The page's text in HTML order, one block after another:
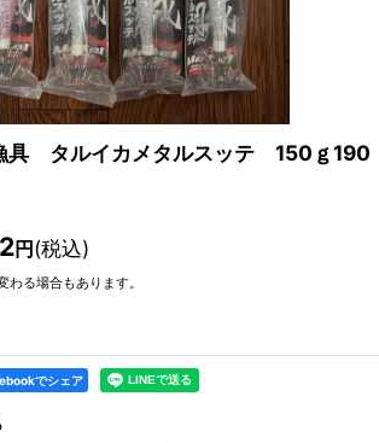
具 タルイカメタルスッテ 150ｇ190
円(税込)
わる場合もあります。
でシェア